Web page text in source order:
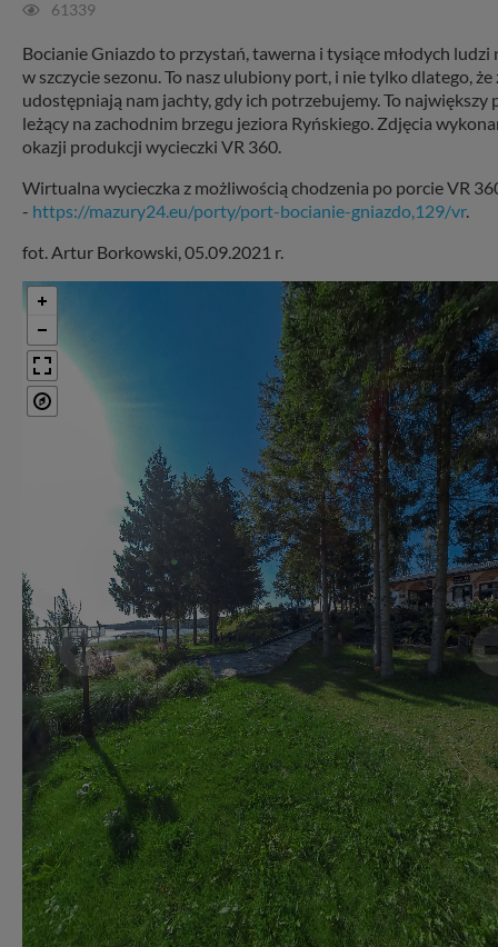
61339
Bocianie Gniazdo to przystań, tawerna i tysiące młodych ludzi
w szczycie sezonu. To nasz ulubiony port, i nie tylko dlatego, że
udostępniają nam jachty, gdy ich potrzebujemy. To największy
leżący na zachodnim brzegu jeziora Ryńskiego. Zdjęcia
okazji produkcji wycieczki VR 360.
Wirtualna wycieczka z możliwością chodzenia po porcie VR
- https://mazury24.eu/porty/port-bocianie-gniazdo,129/vr.
fot. Artur Borkowski, 05.09.2021 r.